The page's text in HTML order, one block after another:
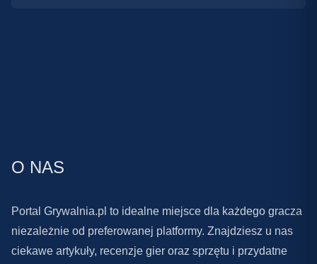
O NAS
Portal Grywalnia.pl to idealne miejsce dla każdego gracza
niezależnie od preferowanej platformy. Znajdziesz u nas
ciekawe artykuły, recenzje gier oraz sprzętu i przydatne